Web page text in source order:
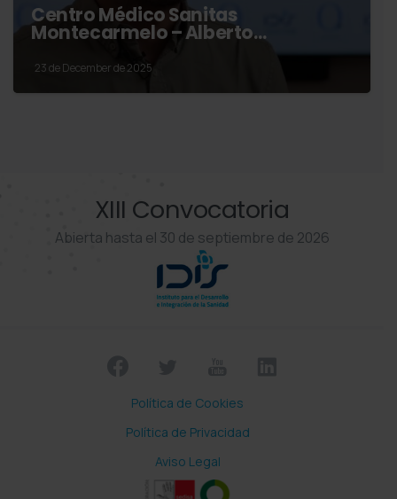
Centro Médico Sanitas
Montecarmelo – Alberto…
23 de December de 2025
XIII Convocatoria
Abierta hasta el 30 de septiembre de 2026
Política de Cookies
Política de Privacidad
Aviso Legal